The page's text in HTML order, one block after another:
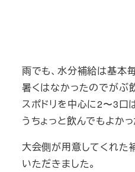
雨でも、水分補給は基本
暑くはなかったのでがぶ
スポドリを中心に2〜3口
うちょっと飲んでもよかっ
大会側が用意してくれた
いただきました。